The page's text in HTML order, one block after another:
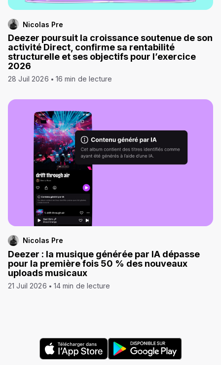
Nicolas Pre
Deezer poursuit la croissance soutenue de son
activité Direct, confirme sa rentabilité
structurelle et ses objectifs pour l’exercice
2026
28 Juil 2026 16 min de lecture
Nicolas Pre
Deezer : la musique générée par IA dépasse
pour la première fois 50 % des nouveaux
uploads musicaux
21 Juil 2026 14 min de lecture